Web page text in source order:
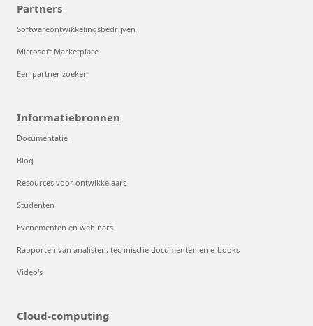
Partners
Softwareontwikkelingsbedrijven
Microsoft Marketplace
Een partner zoeken
Informatiebronnen
Documentatie
Blog
Resources voor ontwikkelaars
Studenten
Evenementen en webinars
Rapporten van analisten, technische documenten en e-books
Video's
Cloud-computing